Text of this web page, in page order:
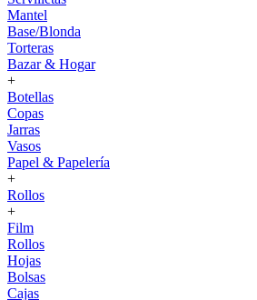
Mantel
Base/Blonda
Torteras
Bazar & Hogar
+
Botellas
Copas
Jarras
Vasos
Papel & Papelería
+
Rollos
+
Film
Rollos
Hojas
Bolsas
Cajas